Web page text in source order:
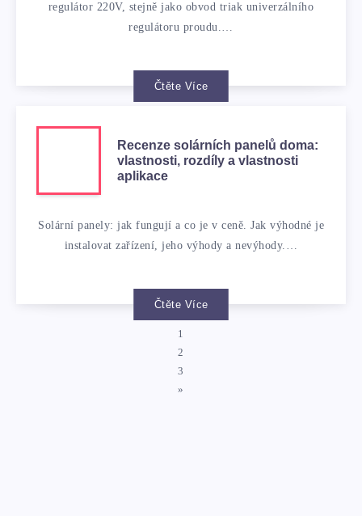
regulátor 220V, stejně jako obvod triak univerzálního
regulátoru proudu.…
Čtěte Více
Recenze solárních panelů doma:
vlastnosti, rozdíly a vlastnosti
aplikace
Solární panely: jak fungují a co je v ceně. Jak výhodné je
instalovat zařízení, jeho výhody a nevýhody.…
Čtěte Více
1
2
3
»